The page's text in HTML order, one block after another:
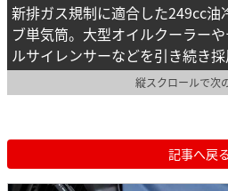
新排ガス規制に適合した249cc油
ブ単気筒。大型オイルクーラー
ルサイレンサーなどを引き続き採
縦スクロールで次
記事へ戻る